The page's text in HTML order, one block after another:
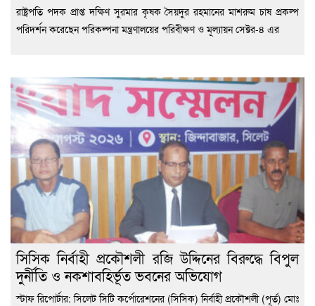
রাষ্ট্রপতি পদক প্রাপ্ত দক্ষিণ সুরমার কৃষক সৈয়দুর রহমানের মাশরুম চাষ প্রকল্প
পরিদর্শন করেছেন পরিকল্পনা মন্ত্রণালয়ের পরিবীক্ষণ ও মূল্যায়ন সেক্টর-৪ এর
সিসিক নির্বাহী প্রকৌশলী রজি উদ্দিনের বিরুদ্ধে বিপুল
দুর্নীতি ও নকশাবহির্ভূত ভবনের অভিযোগ
স্টাফ রিপোর্টার: সিলেট সিটি কর্পোরেশনের (সিসিক) নির্বাহী প্রকৌশলী (পূর্ত) মোঃ